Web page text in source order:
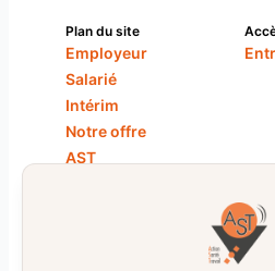
Plan du site
Employeur
Salarié
Intérim
Notre offre
AST